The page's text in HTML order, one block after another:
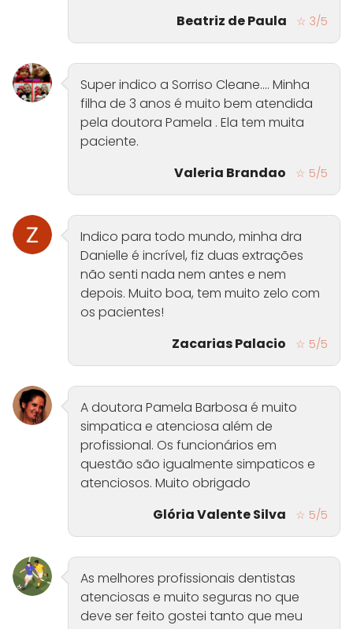
Beatriz de Paula
☆ 3/5
Super indico a Sorriso Cleane.... Minha
filha de 3 anos é muito bem atendida
pela doutora Pamela . Ela tem muita
paciente.
Valeria Brandao
☆ 5/5
Indico para todo mundo, minha dra
Danielle é incrível, fiz duas extrações
não senti nada nem antes e nem
depois. Muito boa, tem muito zelo com
os pacientes!
Zacarias Palacio
☆ 5/5
A doutora Pamela Barbosa é muito
simpatica e atenciosa além de
profissional. Os funcionários em
questão são igualmente simpaticos e
atenciosos. Muito obrigado
Glória Valente Silva
☆ 5/5
As melhores profissionais dentistas
atenciosas e muito seguras no que
deve ser feito gostei tanto que meu